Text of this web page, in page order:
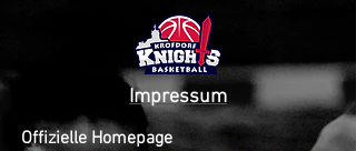
Impressum
Offizielle Homepage